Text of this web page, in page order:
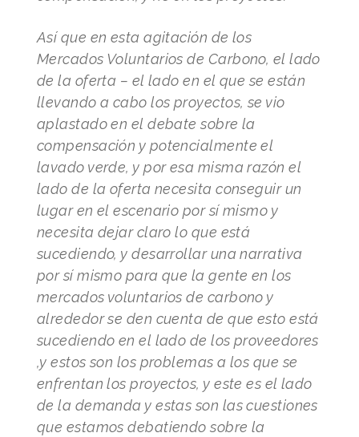
Así que en esta agitación de los
Mercados Voluntarios de Carbono, el lado
de la oferta – el lado en el que se están
llevando a cabo los proyectos, se vio
aplastado en el debate sobre la
compensación y potencialmente el
lavado verde, y por esa misma razón el
lado de la oferta necesita conseguir un
lugar en el escenario por sí mismo y
necesita dejar claro lo que está
sucediendo, y desarrollar una narrativa
por sí mismo para que la gente en los
mercados voluntarios de carbono y
alrededor se den cuenta de que esto está
sucediendo en el lado de los proveedores
,y estos son los problemas a los que se
enfrentan los proyectos, y este es el lado
de la demanda y estas son las cuestiones
que estamos debatiendo sobre la